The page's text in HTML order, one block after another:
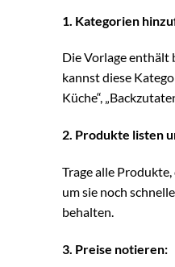
1. Kategorien
Die Vorlage enthält
kannst diese
Küche“,
2. Produkte listen
Trage alle
um sie noch
behalten.
3. Preise notieren: